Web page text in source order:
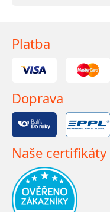
Platba
Doprava
Naše certifikáty